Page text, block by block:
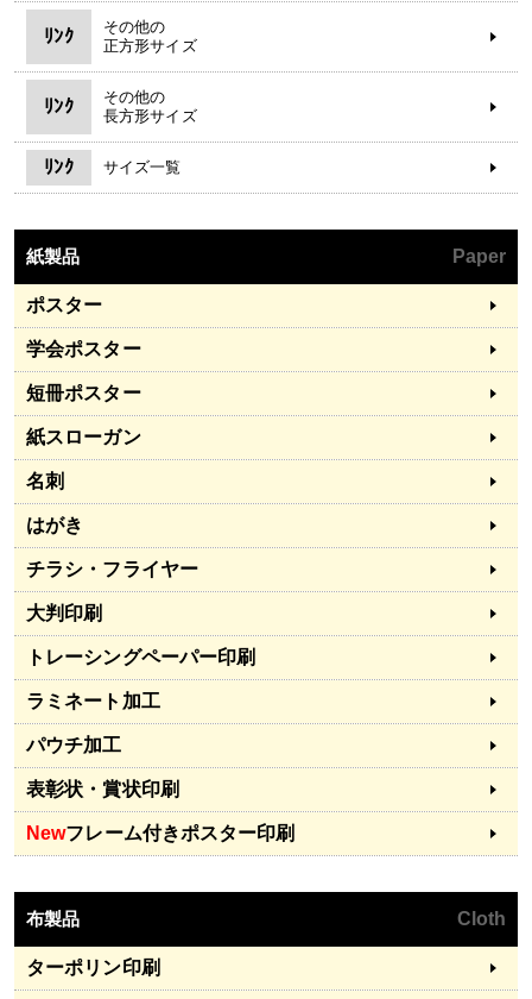
ﾘﾝｸ
その他の
正方形サイズ
ﾘﾝｸ
その他の
長方形サイズ
ﾘﾝｸ サイズ一覧
紙製品 Paper
ポスター
学会ポスター
短冊ポスター
紙スローガン
名刺
はがき
チラシ・フライヤー
大判印刷
トレーシングペーパー印刷
ラミネート加工
パウチ加工
表彰状・賞状印刷
Newフレーム付きポスター印刷
布製品 Cloth
ターポリン印刷